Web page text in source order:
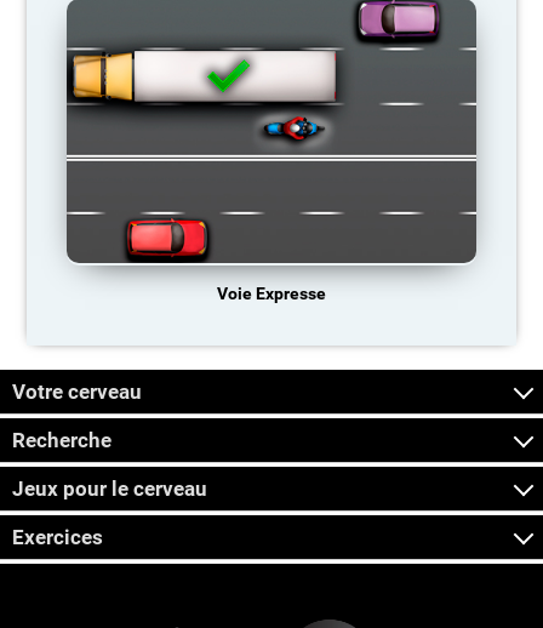
Voie Expresse
Votre cerveau
Recherche
Jeux pour le cerveau
Exercices